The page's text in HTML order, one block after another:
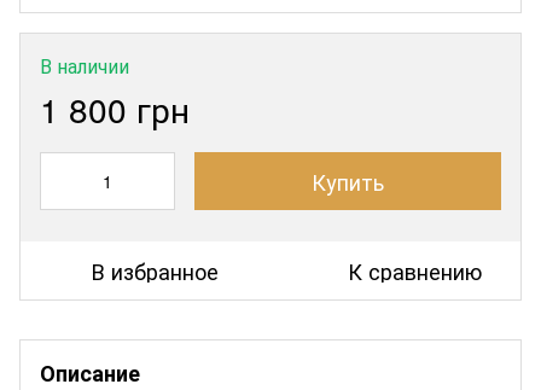
В наличии
1 800 грн
Купить
В избранное К сравнению
Описание